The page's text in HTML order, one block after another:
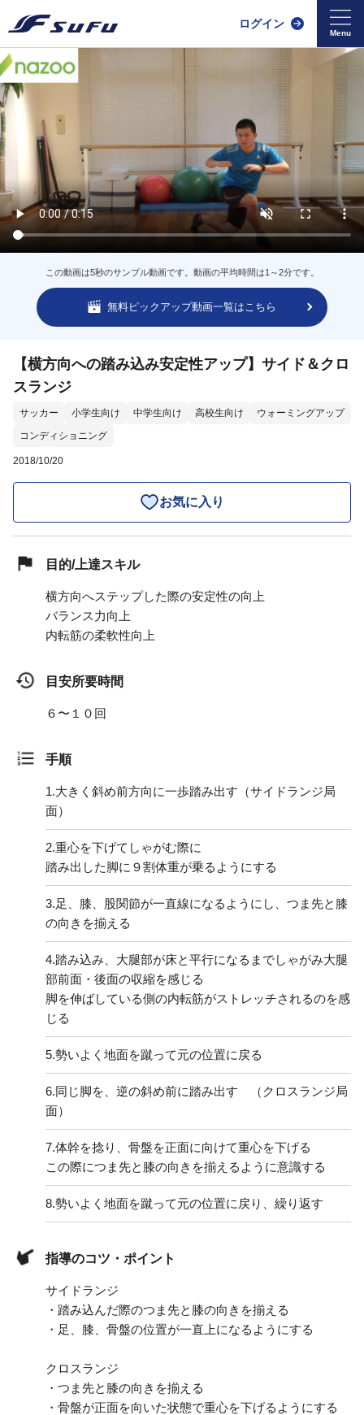
ログイン
この動画は5秒のサンプル動画です。動画の平均時間は1～2分です。
無料ピックアップ動画一覧はこちら
【横方向への踏み込み安定性アップ】サイド＆クロ
スランジ
サッカー 小学生向け 中学生向け 高校生向け
ウォーミングアップ
コンディショニング
2018/10/20
お気に入り
目的/上達スキル
横方向へステップした際の安定性の向上
バランス力向上
内転筋の柔軟性向上
目安所要時間
６〜１０回
手順
1.大きく斜め前方向に一歩踏み出す（サイドランジ局
面）
2.重心を下げてしゃがむ際に
踏み出した脚に９割体重が乗るようにする
3.足、膝、股関節が一直線になるようにし、つま先と膝
の向きを揃える
4.踏み込み、大腿部が床と平行になるまでしゃがみ大腿
部前面・後面の収縮を感じる
脚を伸ばしている側の内転筋がストレッチされるのを感
じる
5.勢いよく地面を蹴って元の位置に戻る
6.同じ脚を、逆の斜め前に踏み出す （クロスランジ局
面）
7.体幹を捻り、骨盤を正面に向けて重心を下げる
この際につま先と膝の向きを揃えるように意識する
8.勢いよく地面を蹴って元の位置に戻り、繰り返す
指導のコツ・ポイント
サイドランジ
・踏み込んだ際のつま先と膝の向きを揃える
・足、膝、骨盤の位置が一直上になるようにする
クロスランジ
・つま先と膝の向きを揃える
・骨盤が正面を向いた状態で重心を下げるようにする